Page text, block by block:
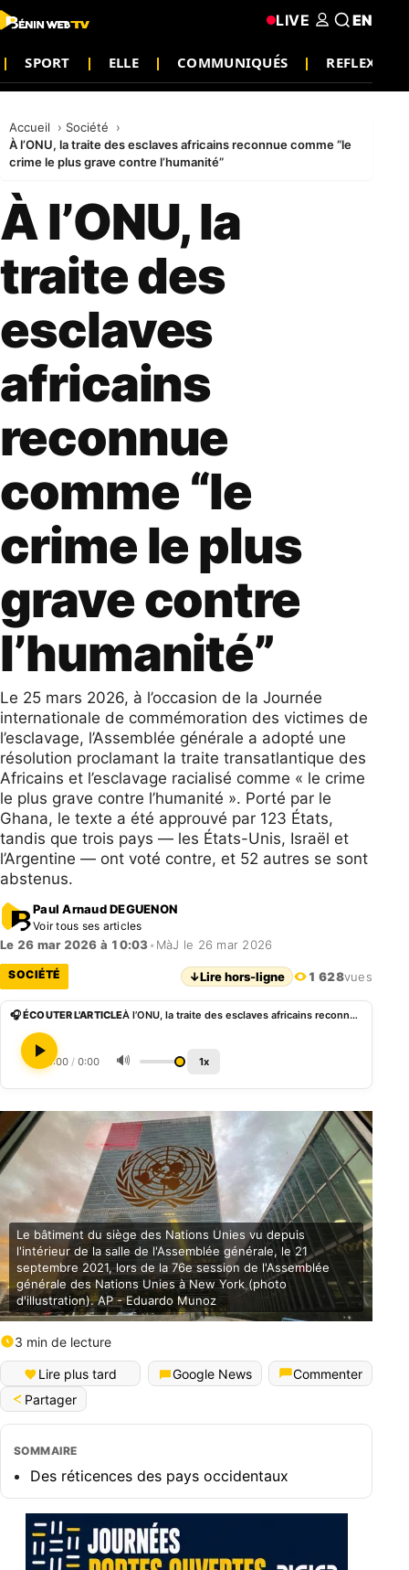
SPORT ELLE COMMUNIQUÉS
LIVE EN
Accueil
Société
À l’ONU, la traite des esclaves africains reconnue comme “le
crime le plus grave contre l’humanité”
À l’ONU, la
traite des
esclaves
africains
reconnue
comme “le
crime le plus
grave contre
l’humanité”
Le 25 mars 2026, à l’occasion de la Journée
internationale de commémoration des victimes de
l’esclavage, l’Assemblée générale a adopté une
résolution proclamant la traite transatlantique des
Africains et l’esclavage racialisé comme « le crime
le plus grave contre l’humanité ». Porté par le
Ghana, le texte a été approuvé par 123 États,
tandis que trois pays — les États-Unis, Israël et
l’Argentine — ont voté contre, et 52 autres se sont
abstenus.
Paul Arnaud DEGUENON
Voir tous ses articles
Le 26 mar 2026 à 10:03• MàJ le 26 mar 2026
SOCIÉTÉ ↓Lire hors-ligne 1 628vues
🎧 ÉCOUTER L'ARTICLE À l’ONU, la traite des esclaves africains reconnue comme “le crime le plus grave contre l’humanité”
0:00 / 0:00 🔊 1x
Le bâtiment du siège des Nations Unies vu depuis
l'intérieur de la salle de l'Assemblée générale, le 21
septembre 2021, lors de la 76e session de l'Assemblée
générale des Nations Unies à New York (photo
d'illustration). AP - Eduardo Munoz
3 min de lecture
Lire plus tard Google News
Commenter
Partager
SOMMAIRE
Des réticences des pays occidentaux